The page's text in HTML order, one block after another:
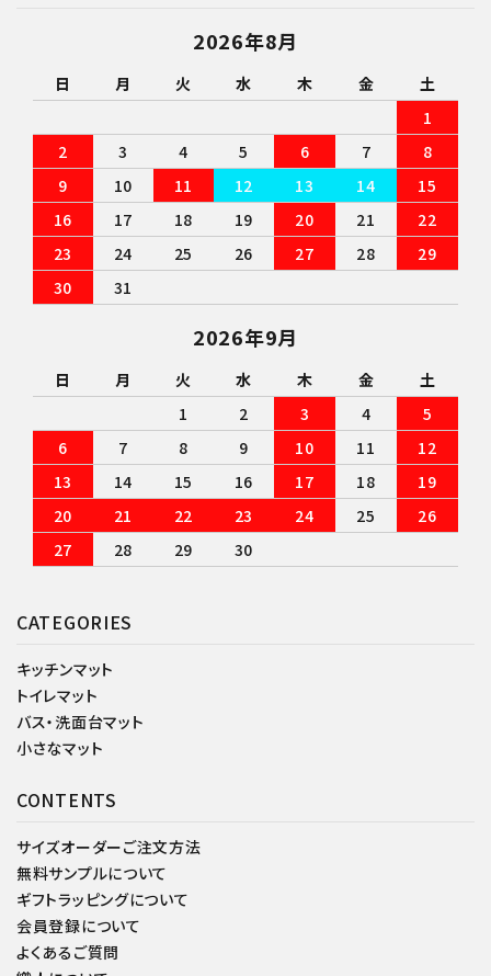
CATEGORIES
キッチンマット
トイレマット
バス・洗面台マット
小さなマット
CONTENTS
サイズオーダーご注文方法
無料サンプルについて
ギフトラッピングについて
会員登録について
よくあるご質問
2026年8月
日 月 火 水 木 金
土
1
2
3 4 5 6 7
8
9
10 11 12 13 14
15
16
17 18 19 20 21
22
23
24 25 26 27 28
29
30
31
2026年9月
日 月 火 水 木 金
土
1
2 3 4
5
6
7 8 9 10 11
12
13
14 15 16 17 18
19
20
21 22 23 24 25
26
27
28 29 30